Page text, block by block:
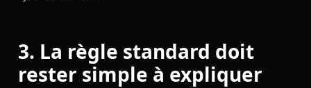
3. La règle standard doit
rester simple à expliquer